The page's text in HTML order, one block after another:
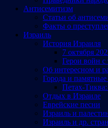
Антисемитизм
Статьи об
Факты о
Израиль
История Израиля
7 октября
Герои войн с
Об интересном и
Города и
Петах-
Отдых в Израиле
Еврейские песни
Израиль и
Израиль и др.